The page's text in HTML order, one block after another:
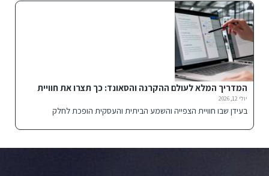
המדריך המלא לעולם ההקרנה והסאונד: כך תצרו את חוויית
הבידור האולטימטיבית
יולי 12, 2026
בעידן שבו חוויית הצפייה והשמע הביתית והעסקית הופכת לחלק